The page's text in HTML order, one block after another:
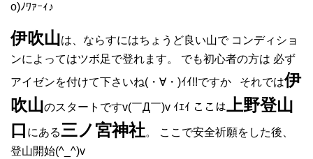
o)ﾉﾜｧｰｨ♪
伊吹山は、ならすにはちょうど良い山で コンディショ
ンによってはツボ足で登れます。 でも初心者の方は 必ず
アイゼンを付けて下さいね(・∀・)ｲｲ!!ですか それでは伊
吹山のスタートですv(￣Д￣)v ｲｴｲ ここは上野登山
口 にある三ノ宮神社。 ここで安全祈願をした後、
登山開始(^_^)v